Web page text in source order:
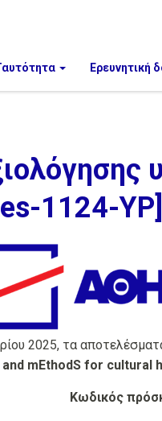
Ερευνητική
1124-YP]
2025, τα
mEthodS for cultural
Κωδικός